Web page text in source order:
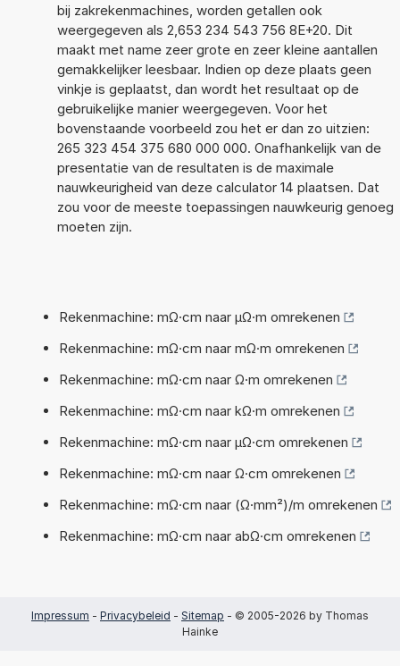
bij zakrekenmachines, worden getallen ook
weergegeven als 2,653 234 543 756 8E+20. Dit
maakt met name zeer grote en zeer kleine aantallen
gemakkelijker leesbaar. Indien op deze plaats geen
vinkje is geplaatst, dan wordt het resultaat op de
gebruikelijke manier weergegeven. Voor het
bovenstaande voorbeeld zou het er dan zo uitzien:
265 323 454 375 680 000 000. Onafhankelijk van de
presentatie van de resultaten is de maximale
nauwkeurigheid van deze calculator 14 plaatsen. Dat
zou voor de meeste toepassingen nauwkeurig genoeg
moeten zijn.
Rekenmachine: mΩ·cm naar µΩ·m omrekenen
Rekenmachine: mΩ·cm naar mΩ·m omrekenen
Rekenmachine: mΩ·cm naar Ω·m omrekenen
Rekenmachine: mΩ·cm naar kΩ·m omrekenen
Rekenmachine: mΩ·cm naar µΩ·cm omrekenen
Rekenmachine: mΩ·cm naar Ω·cm omrekenen
Rekenmachine: mΩ·cm naar (Ω·mm²)/m omrekenen
Rekenmachine: mΩ·cm naar abΩ·cm omrekenen
Impressum - Privacybeleid - Sitemap - © 2005-2026 by Thomas
Hainke